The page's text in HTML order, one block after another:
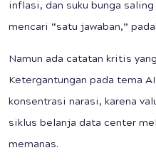
inflasi, dan suku bunga
mencari “satu jawaban,”
Namun ada catatan kritis
Ketergantungan pada tema
konsentrasi narasi, karena
siklus belanja data center
memanas.